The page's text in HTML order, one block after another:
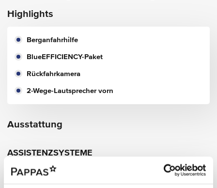
Highlights
Berganfahrhilfe
BlueEFFICIENCY-Paket
Rückfahrkamera
2-Wege-Lautsprecher vorn
Ausstattung
ASSISTENZSYSTEME
Rückfahrkamera
ATTENTION ASSIST
Aktiver Brems-Assistent